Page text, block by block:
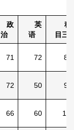
政
治
英
语
科
目三
71 72 86
72 50 99
66 60 112